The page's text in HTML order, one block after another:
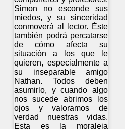
Simon no esconde sus
miedos, y su sinceridad
conmoverá al lector. Éste
también podrá percatarse
de cómo afecta su
situación a los que le
quieren, especialmente a
su inseparable amigo
Nathan. Todos deben
asumirlo, y cuando algo
nos sucede abrimos los
ojos y valoramos de
verdad nuestras vidas.
Esta es la moraleja